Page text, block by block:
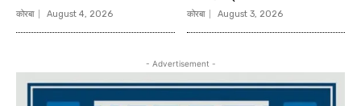
कोरबा August 4, 2026 कोरबा August 3, 2026
- Advertisement -